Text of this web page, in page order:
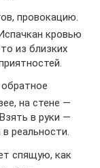
провокацию.
кровью
из близких
на стене —
в руки —
реальности.
спящую, как